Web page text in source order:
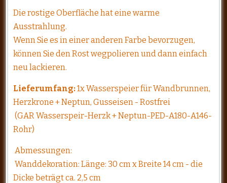
Die rostige Oberfläche hat eine warme
Ausstrahlung.
Wenn Sie es in einer anderen Farbe bevorzugen,
können Sie den Rost wegpolieren und dann einfach
neu lackieren.
Lieferumfang:1x Wasserspeier für Wandbrunnen,
Herzkrone + Neptun, Gusseisen - Rostfrei
(GAR Wasserspeir-Herzk + Neptun-PED-A180-A146-
Rohr)
Abmessungen:
Wanddekoration: Länge: 30 cm x Breite 14 cm - die
Dicke beträgt ca. 2,5 cm